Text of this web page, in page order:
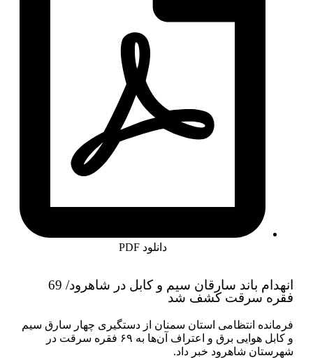
انهدام باند سارقان سیم و کابل در شاهرود/ 69
سرقت کشف شد
انتظامی استان سمنان از دستگیری چهار سارق سیم
و کابل هوایی برق و اعتراف آن‌ها به ۶۹ فقره سرقت در
شاهرود خبر داد.